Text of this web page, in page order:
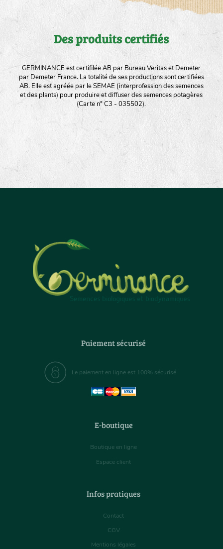
Des produits certifiés
GERMINANCE est certifilée AB par Bureau Veritas et Demeter
par Demeter France. La totalité de ses productions sont certifiées
AB. Elle est agréée par le SEMAE (interprofession des semences
et des plants) pour produire et diffuser des semences potagères
(Carte n° C3 - 035502).
Paiement sécurisé
Le paiement en ligne est 100% sécurisé
E-boutique
Boutique en ligne
Espace client
Infos pratiques
Contact
CGV
Mentions légales